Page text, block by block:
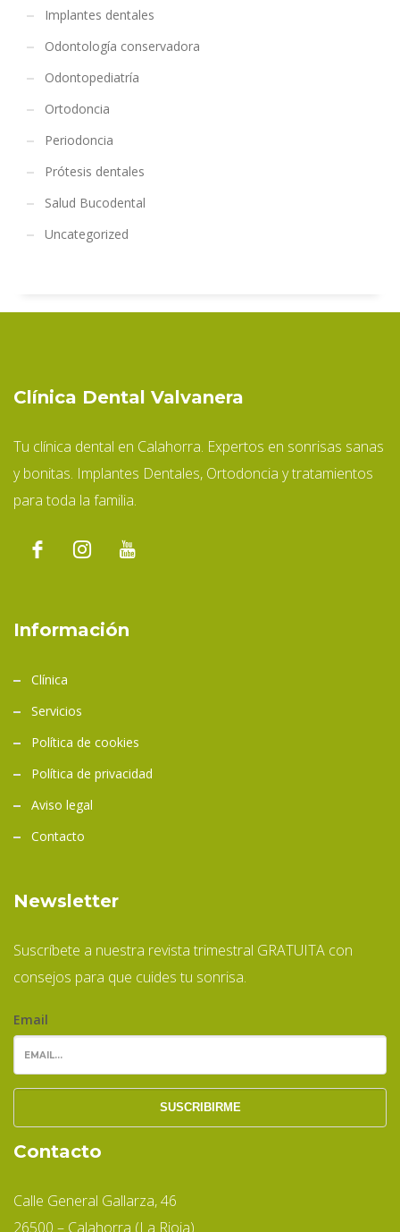
Implantes dentales
Odontología conservadora
Odontopediatría
Ortodoncia
Periodoncia
Prótesis dentales
Salud Bucodental
Uncategorized
Clínica Dental Valvanera
Tu clínica dental en Calahorra. Expertos en sonrisas sanas
y bonitas. Implantes Dentales, Ortodoncia y tratamientos
para toda la familia.
Información
Clínica
Servicios
Política de cookies
Política de privacidad
Aviso legal
Contacto
Newsletter
Suscríbete a nuestra revista trimestral GRATUITA con
consejos para que cuides tu sonrisa.
Email
Contacto
Calle General Gallarza, 46
26500 – Calahorra (La Rioja)